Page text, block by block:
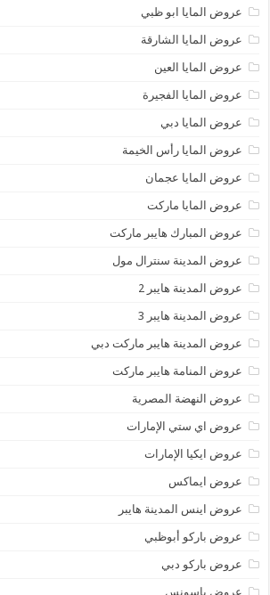
عروض المايا ابو ظبي
عروض المايا الشارقة
عروض المايا العين
عروض المايا الفجيرة
عروض المايا دبي
عروض المايا رأس الخيمة
عروض المايا عجمان
عروض المايا ماركت
عروض المبارك هايبر ماركت
عروض المدينة سنترال مول
عروض المدينة هايبر 2
عروض المدينة هايبر 3
عروض المدينة هايبر ماركت دبي
عروض المنامة هايبر ماركت
عروض النهضة المصرية
عروض اي ستي الإمارات
عروض ايكيا الإمارات
عروض ايماكس
عروض اينس المدينة هايبر
عروض باركو أبوظبي
عروض باركو دبي
عروض باسونس